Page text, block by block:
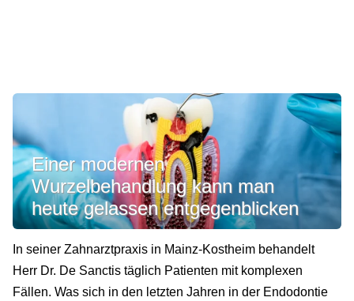
Einer modernen
Wurzelbehandlung kann man
heute gelassen entgegenblicken
In seiner Zahnarztpraxis in Mainz-Kostheim behandelt
Herr Dr. De Sanctis täglich Patienten mit komplexen
Fällen. Was sich in den letzten Jahren in der Endodontie